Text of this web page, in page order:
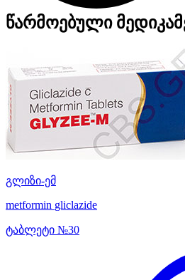
წარმოებული
გლიზი-ემ
metformin gliclazide
ტაბლეტი №30